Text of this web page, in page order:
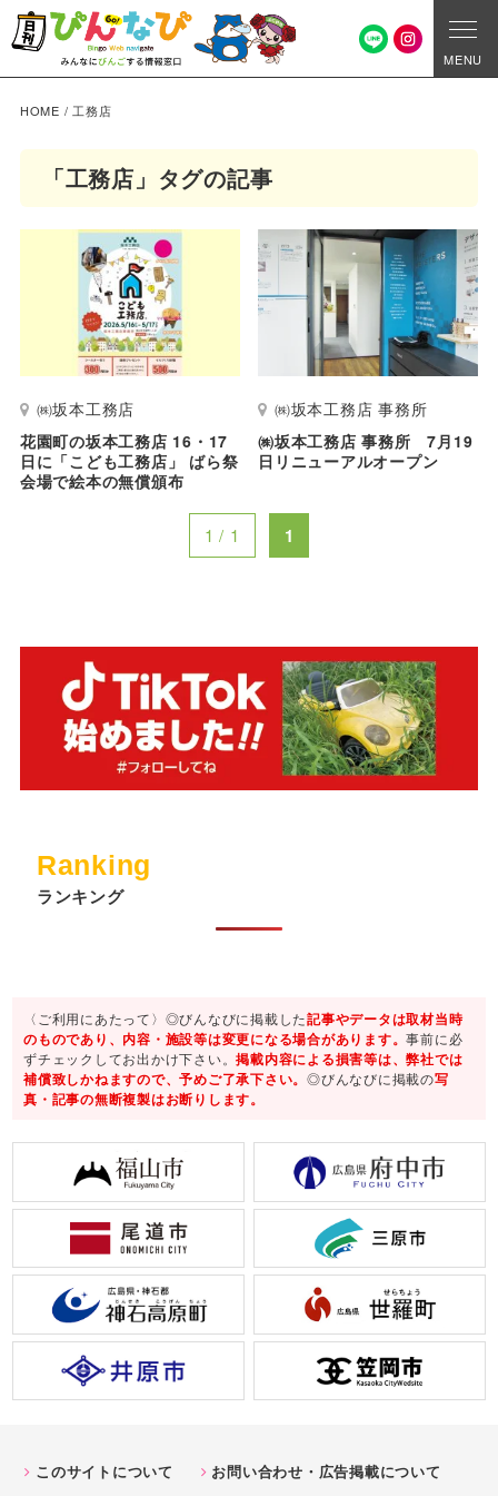
MENU
HOME / 工務店
「工務店」タグの記事
㈱坂本工務店
花園町の坂本工務店 16・17
日に「こども工務店」 ばら祭
会場で絵本の無償頒布
㈱坂本工務店 事務所
㈱坂本工務店 事務所 7月19
日リニューアルオープン
1 / 1 1
Ranking
ランキング
〈ご利用にあたって〉◎びんなびに掲載した記事やデータは取材当時
のものであり、内容・施設等は変更になる場合があります。事前に必
ずチェックしてお出かけ下さい。掲載内容による損害等は、弊社では
補償致しかねますので、予めご了承下さい。◎びんなびに掲載の写
真・記事の無断複製はお断りします。
このサイトについて お問い合わせ・広告掲載について